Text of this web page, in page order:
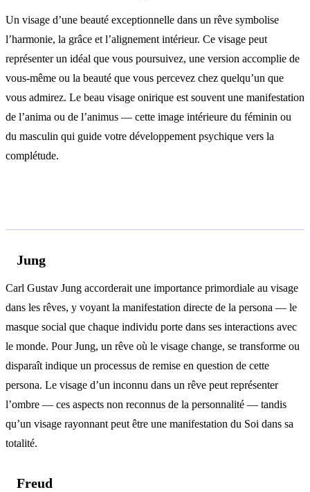
Un visage d’une beauté exceptionnelle dans un rêve symbolise
l’harmonie, la grâce et l’alignement intérieur. Ce visage peut
représenter un idéal que vous poursuivez, une version accomplie de
vous-même ou la beauté que vous percevez chez quelqu’un que
vous admirez. Le beau visage onirique est souvent une manifestation
de l’anima ou de l’animus — cette image intérieure du féminin ou
du masculin qui guide votre développement psychique vers la
complétude.
Jung
Carl Gustav Jung accorderait une importance primordiale au visage
dans les rêves, y voyant la manifestation directe de la persona — le
masque social que chaque individu porte dans ses interactions avec
le monde. Pour Jung, un rêve où le visage change, se transforme ou
disparaît indique un processus de remise en question de cette
persona. Le visage d’un inconnu dans un rêve peut représenter
l’ombre — ces aspects non reconnus de la personnalité — tandis
qu’un visage rayonnant peut être une manifestation du Soi dans sa
totalité.
Freud